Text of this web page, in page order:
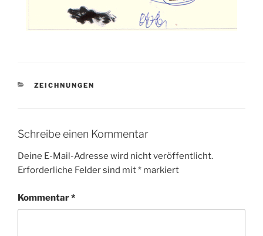
KATEGORIEN
ZEICHNUNGEN
Schreibe einen Kommentar
Deine E-Mail-Adresse wird nicht veröffentlicht.
Erforderliche Felder sind mit* markiert
Kommentar*